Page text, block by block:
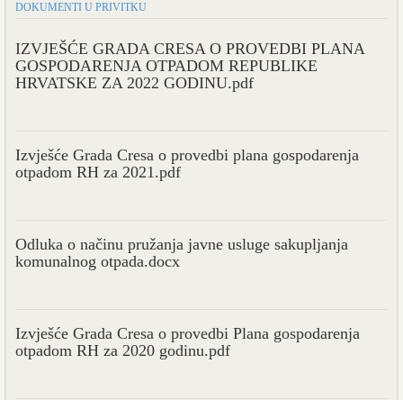
DOKUMENTI U PRIVITKU
IZVJEŠĆE GRADA CRESA O PROVEDBI PLANA
GOSPODARENJA OTPADOM REPUBLIKE
HRVATSKE ZA 2022 GODINU.pdf
Izvješće Grada Cresa o provedbi plana gospodarenja
otpadom RH za 2021.pdf
Odluka o načinu pružanja javne usluge sakupljanja
komunalnog otpada.docx
Izvješće Grada Cresa o provedbi Plana gospodarenja
otpadom RH za 2020 godinu.pdf